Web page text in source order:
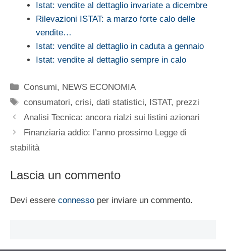
Istat: vendite al dettaglio invariate a dicembre
Rilevazioni ISTAT: a marzo forte calo delle
vendite…
Istat: vendite al dettaglio in caduta a gennaio
Istat: vendite al dettaglio sempre in calo
Categorie
Consumi, NEWS ECONOMIA
Tag
consumatori,crisi,dati statistici, ISTAT, prezzi
Analisi Tecnica: ancora rialzi sui listini azionari
Finanziaria addio: l’anno prossimo Legge di
stabilità
Lascia un commento
Devi essere connesso per inviare un commento.